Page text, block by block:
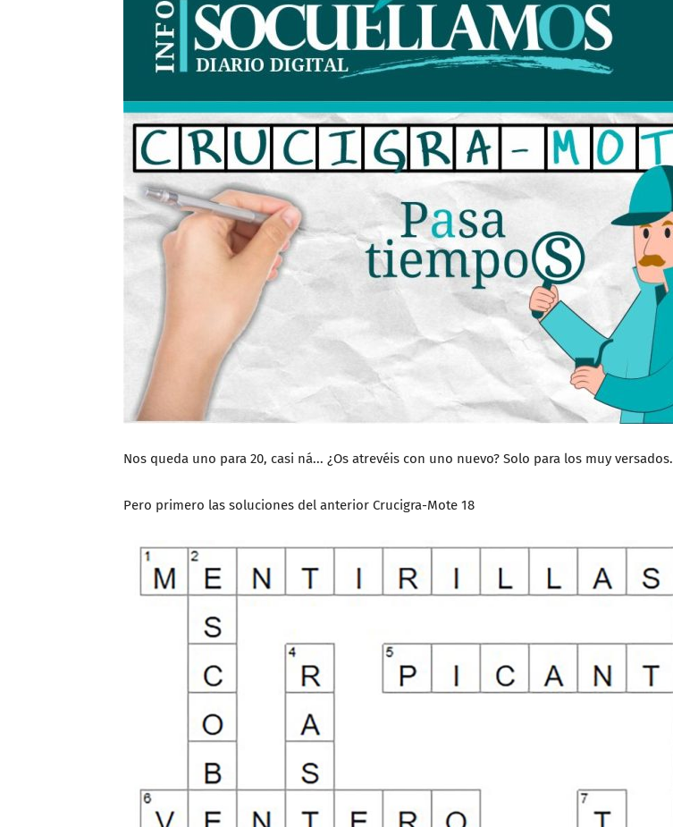
Nos queda uno para 20, casi ná... ¿Os atrevéis con uno nuevo? Solo para los muy versados.
Pero primero las soluciones del anterior Crucigra-Mote 18